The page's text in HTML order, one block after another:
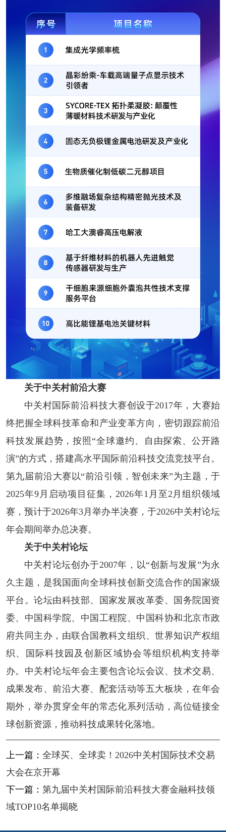
关于中关村前沿大赛
中关村国际前沿科技大赛创设于2017年，大赛始
终把握全球科技革命和产业变革方向，密切跟踪前沿
科技发展趋势，按照“全球邀约、自由探索、公开路
演”的方式，搭建高水平国际前沿科技交流竞技平台。
第九届前沿大赛以“前沿引领，智创未来”为主题，于
2025年9月启动项目征集，2026年1月至2月组织领域
赛，预计于2026年3月举办半决赛，于2026中关村论坛
年会期间举办总决赛。
关于中关村论坛
中关村论坛创办于2007年，以“创新与发展”为永
久主题，是我国面向全球科技创新交流合作的国家级
平台。论坛由科技部、国家发展改革委、国务院国资
委、中国科学院、中国工程院、中国科协和北京市政
府共同主办，由联合国教科文组织、世界知识产权组
织、国际科技园及创新区域协会等组织机构支持举
办。中关村论坛年会主要包含论坛会议、技术交易、
成果发布、前沿大赛、配套活动等五大板块，在年会
期外，举办贯穿全年的常态化系列活动，高位链接全
球创新资源，推动科技成果转化落地。
上一篇： 全球买、全球卖！2026中关村国际技术交易
大会在京开幕
下一篇： 第九届中关村国际前沿科技大赛金融科技领
域TOP10名单揭晓